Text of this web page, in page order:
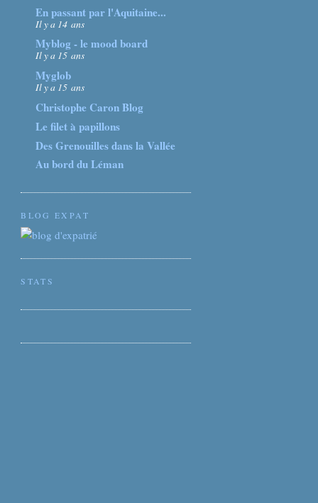
En passant par l'Aquitaine...
Il y a 14 ans
Myblog - le mood board
Il y a 15 ans
Myglob
Il y a 15 ans
Christophe Caron Blog
Le filet à papillons
Des Grenouilles dans la Vallée
Au bord du Léman
BLOG EXPAT
STATS